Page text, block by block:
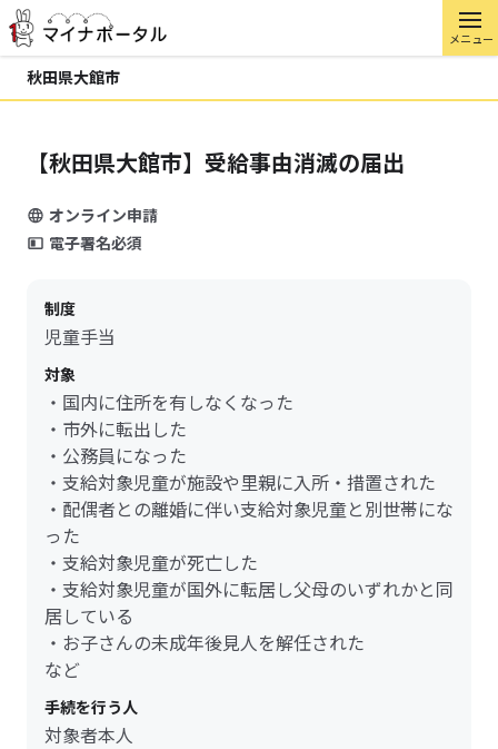
メニュー
秋田県大館市
【秋田県大館市】受給事由消滅の届出
オンライン申請
電子署名必須
制度
児童手当
対象
・国内に住所を有しなくなった
・市外に転出した
・公務員になった
・支給対象児童が施設や里親に入所・措置された
・配偶者との離婚に伴い支給対象児童と別世帯にな
った
・支給対象児童が死亡した
・支給対象児童が国外に転居し父母のいずれかと同
居している
・お子さんの未成年後見人を解任された
など
手続を行う人
対象者本人